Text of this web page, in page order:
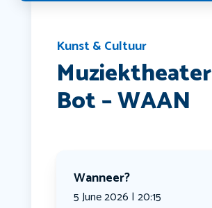
Kunst & Cultuur
Muziektheater
Bot – WAAN
Wanneer?
5 June 2026 | 20:15